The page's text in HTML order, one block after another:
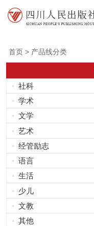
首页 > 产品线分类
• 社科
• 学术
• 文学
• 艺术
• 经管励志
• 语言
• 生活
• 少儿
• 文教
• 其他